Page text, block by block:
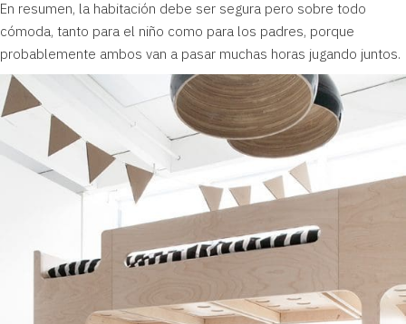
En resumen, la habitación debe ser segura pero sobre todo
cómoda, tanto para el niño como para los padres, porque
probablemente ambos van a pasar muchas horas jugando juntos.